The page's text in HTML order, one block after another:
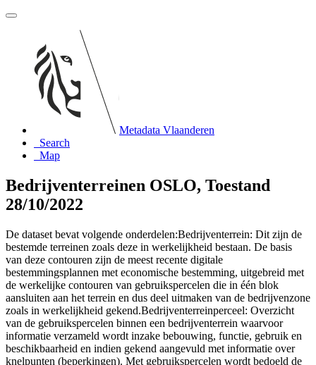
Metadata Vlaanderen
Search
Map
Bedrijventerreinen OSLO, Toestand
28/10/2022
De dataset bevat volgende onderdelen:Bedrijventerrein: Dit zijn de
bestemde terreinen zoals deze in werkelijkheid bestaan. De basis
van deze contouren zijn de meest recente digitale
bestemmingsplannen met economische bestemming, uitgebreid met
de werkelijke contouren van gebruikspercelen die in één blok
aansluiten aan het terrein en dus deel uitmaken van de bedrijvenzone
zoals in werkelijkheid gekend.Bedrijventerreinperceel: Overzicht
van de gebruikspercelen binnen een bedrijventerrein waarvoor
informatie verzameld wordt inzake bebouwing, functie, gebruik en
beschikbaarheid en indien gekend aangevuld met informatie over
knelpunten (beperkingen). Met gebruikspercelen wordt bedoeld de